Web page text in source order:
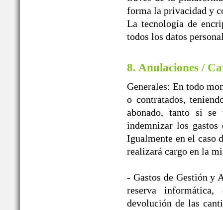
forma la privacidad y
La tecnología de
todos los datos
8. Anulaciones /
Generales: En todo
o contratados,
abonado, tanto si
indemnizar los
Igualmente en el caso
realizará cargo en la
- Gastos de Gestión y
reserva
devolución de las